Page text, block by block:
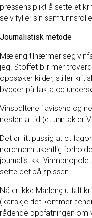
pressens plikt å sette et
selv fyller sin
Journalistisk metode
Mæleng tilnærmer seg
jeg. Stoffet blir mer
oppsøker kilder, stiller
bygger på fakta og
Vinspaltene i avisene og
nesten alltid (et unntak er
Det er litt pussig at et
nordmenn ukentlig
journalistikk.
sette det på spissen.
Nå er ikke Mæleng uttalt
(kanskje det kommer
rådende oppfatningen om